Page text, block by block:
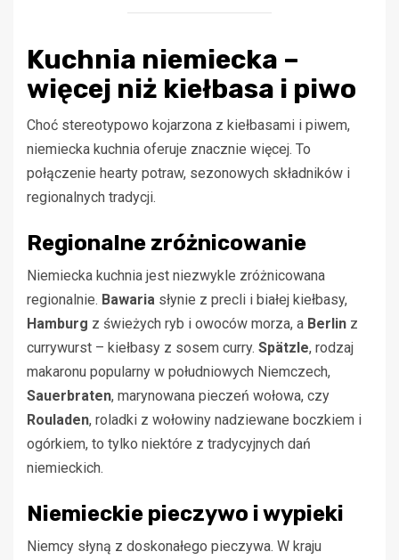
Kuchnia niemiecka –
więcej niż kiełbasa i piwo
Choć stereotypowo kojarzona z kiełbasami i piwem,
niemiecka kuchnia oferuje znacznie więcej. To
połączenie hearty potraw, sezonowych składników i
regionalnych tradycji.
Regionalne zróżnicowanie
Niemiecka kuchnia jest niezwykle zróżnicowana
regionalnie. Bawaria słynie z precli i białej kiełbasy,
Hamburg z świeżych ryb i owoców morza, a Berlin z
currywurst – kiełbasy z sosem curry. Spätzle, rodzaj
makaronu popularny w południowych Niemczech,
Sauerbraten, marynowana pieczeń wołowa, czy
Rouladen, roladki z wołowiny nadziewane boczkiem i
ogórkiem, to tylko niektóre z tradycyjnych dań
niemieckich.
Niemieckie pieczywo i wypieki
Niemcy słyną z doskonałego pieczywa. W kraju